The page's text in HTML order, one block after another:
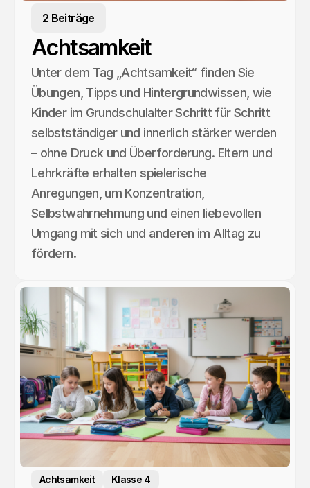
2 Beiträge
Achtsamkeit
Unter dem Tag „Achtsamkeit“ finden Sie
Übungen, Tipps und Hintergrundwissen, wie
Kinder im Grundschulalter Schritt für Schritt
selbstständiger und innerlich stärker werden
– ohne Druck und Überforderung. Eltern und
Lehrkräfte erhalten spielerische
Anregungen, um Konzentration,
Selbstwahrnehmung und einen liebevollen
Umgang mit sich und anderen im Alltag zu
fördern.
Achtsamkeit Klasse 4